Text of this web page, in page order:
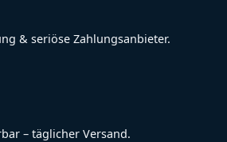
& seriöse Zahlungsanbieter.
– täglicher Versand.